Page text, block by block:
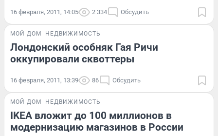
16 февраля, 2011, 14:05 2 334 Обсудить
МОЙ ДОМ НЕДВИЖИМОСТЬ
Лондонский особняк Гая Ричи
оккупировали сквоттеры
16 февраля, 2011, 13:39 86 Обсудить
МОЙ ДОМ НЕДВИЖИМОСТЬ
IKEA вложит до 100 миллионов в
модернизацию магазинов в России